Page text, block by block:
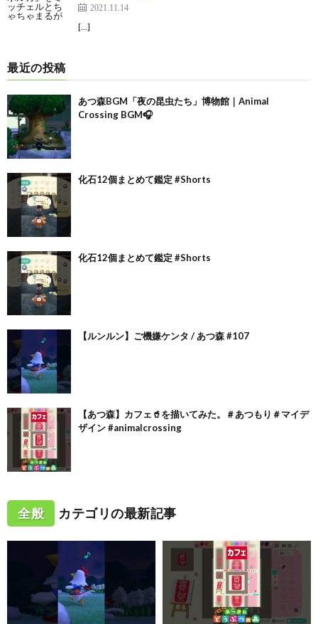
2021.11.14
[…]
最近の投稿
あつ森BGM「夜の昆虫たち」博物館｜Animal
Crossing BGM🎧
化石12個まとめて鑑定 #Shorts
化石12個まとめて鑑定 #Shorts
【ルンルン】ご機嫌ケンタ / あつ森 #107
【あつ森】カフェ🥤を描いてみた。＃あつもり＃マイデ
ザイン #animalcrossing
全般 カテゴリの最新記事